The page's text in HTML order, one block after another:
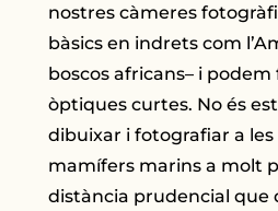
nostres càmeres
bàsics en indrets com
boscos africans– i podem
òptiques curtes. No és
dibuixar i fotografiar a les
mamífers marins a molt
distància prudencial que